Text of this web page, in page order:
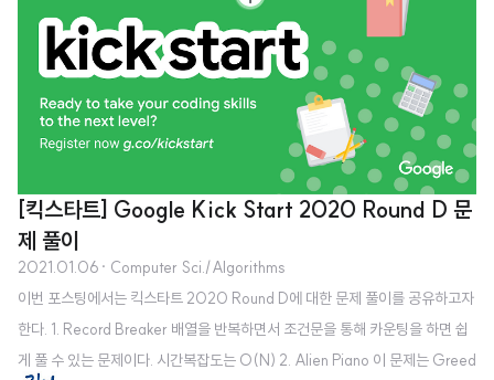
있다면 전체 매칭 수를 늘릴 수 있다는 점이다.이 문제에서 남학생과 여학생은
자연스럽게 두 그룹으로 나뉜다.왼쪽 그룹: 남학생오른쪽 그룹: 여학생grid[i]
[j] === 1: i번 남학생이 j번 여학생을 초대할 수 있음따라서 문제는 "가능한 초
대 관계들 중 서로 겹치지 않게 최대 몇 쌍을 만들 수 있는가?"로 바뀐다.1. 접근
: 문제를 단순화 하기문제에서는 m x..
[킥스타트] Google Kick Start 2020 Round D 문
제 풀이
2021.01.06 · Computer Sci./Algorithms
이번 포스팅에서는 킥스타트 2020 Round D에 대한 문제 풀이를 공유하고자
한다. 1. Record Breaker 배열을 반복하면서 조건문을 통해 카운팅을 하면 쉽
게 풀 수 있는 문제이다. 시간복잡도는 O(N) 2. Alien Piano 이 문제는 Greed